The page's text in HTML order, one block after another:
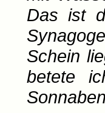
Das ist
Schein
betete